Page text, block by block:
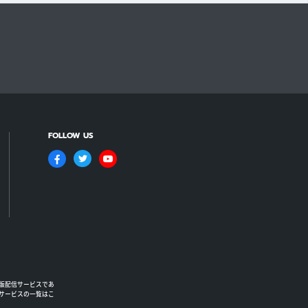
FOLLOW US
配信サービスであ
ービスの一覧はこ